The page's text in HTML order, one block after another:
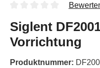
Siglent
Vorrichtung
Produktnummer: